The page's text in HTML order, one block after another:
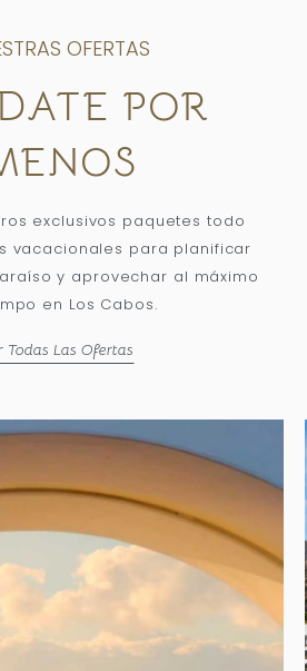
OFERTAS
POR
exclusivos paquetes todo
vacacionales para planificar
y aprovechar al máximo
en Los Cabos.
Todas Las Ofertas